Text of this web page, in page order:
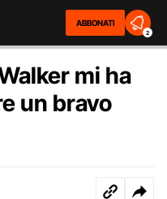
ABBONATI
2
mi ha
un bravo